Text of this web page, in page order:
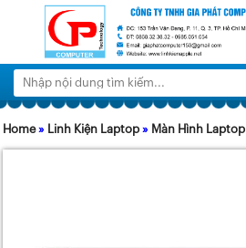
Tìm
kiếm:
Home» Linh Kiện Laptop » Màn Hình Laptop